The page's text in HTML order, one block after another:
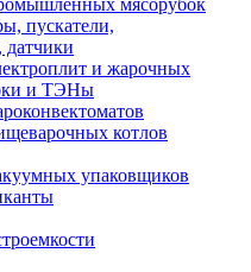
мясорубок
пускатели,
датчики
и жарочных
и ТЭНы
котлов
упаковщиков